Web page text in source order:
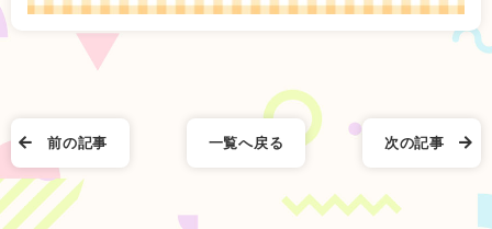
次の記事
一覧へ戻る
前の記事